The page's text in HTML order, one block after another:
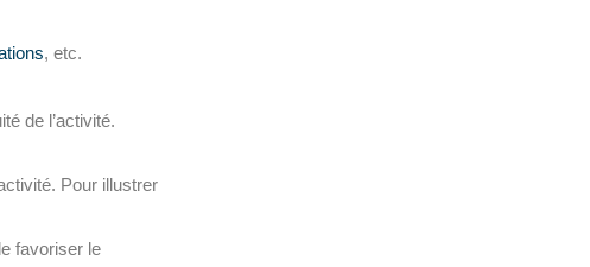
, etc.
de l’activité.
Pour illustrer
favoriser le